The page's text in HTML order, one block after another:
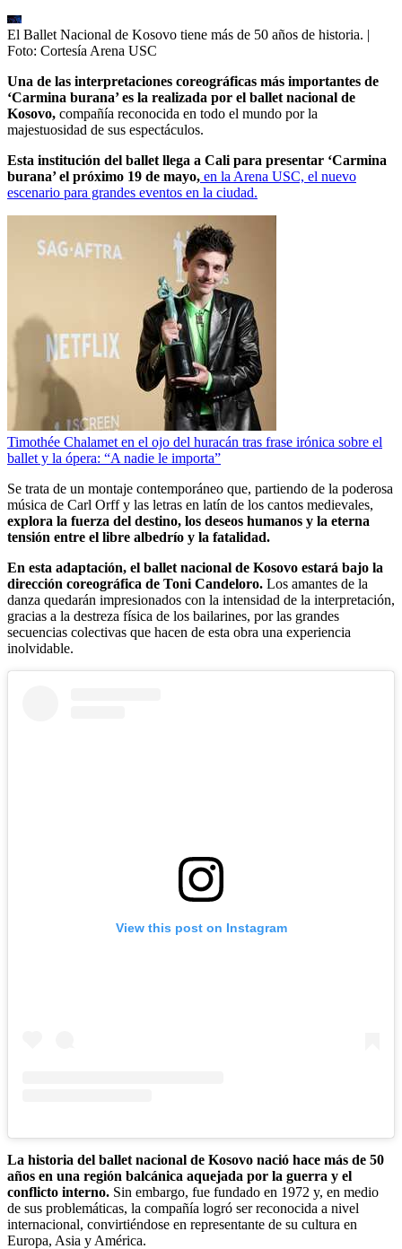
El Ballet Nacional de Kosovo tiene más de 50 años de historia. |
Foto: Cortesía Arena USC
Una de las interpretaciones coreográficas más importantes de
‘Carmina burana’ es la realizada por el ballet nacional de
Kosovo, compañía reconocida en todo el mundo por la
majestuosidad de sus espectáculos.
Esta institución del ballet llega a Cali para presentar ‘Carmina
burana’ el próximo 19 de mayo, en la Arena USC, el nuevo
escenario para grandes eventos en la ciudad.
Timothée Chalamet en el ojo del huracán tras frase irónica sobre el
ballet y la ópera: “A nadie le importa”
Se trata de un montaje contemporáneo que, partiendo de la poderosa
música de Carl Orff y las letras en latín de los cantos medievales,
explora la fuerza del destino, los deseos humanos y la eterna
tensión entre el libre albedrío y la fatalidad.
En esta adaptación, el ballet nacional de Kosovo estará bajo la
dirección coreográfica de Toni Candeloro. Los amantes de la
danza quedarán impresionados con la intensidad de la interpretación,
gracias a la destreza física de los bailarines, por las grandes
secuencias colectivas que hacen de esta obra una experiencia
inolvidable.
View this post on Instagram
La historia del ballet nacional de Kosovo nació hace más de 50
años en una región balcánica aquejada por la guerra y el
conflicto interno. Sin embargo, fue fundado en 1972 y, en medio
de sus problemáticas, la compañía logró ser reconocida a nivel
internacional, convirtiéndose en representante de su cultura en
Europa, Asia y América.